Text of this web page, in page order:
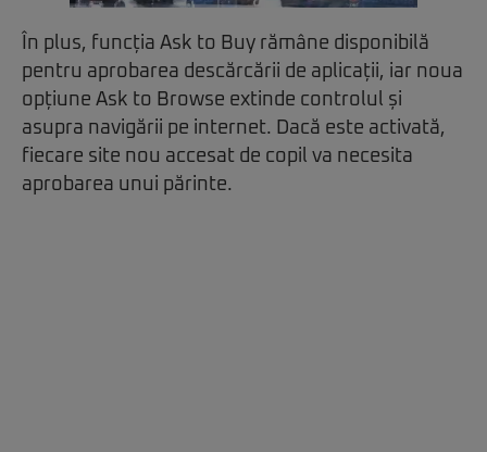
În plus, funcția Ask to Buy rămâne disponibilă
pentru aprobarea descărcării de aplicații, iar noua
opțiune Ask to Browse extinde controlul și
asupra navigării pe internet. Dacă este activată,
fiecare site nou accesat de copil va necesita
aprobarea unui părinte.